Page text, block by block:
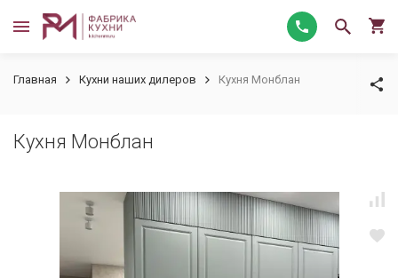
Главная Кухни наших дилеров Кухня Монблан
Кухня Монблан